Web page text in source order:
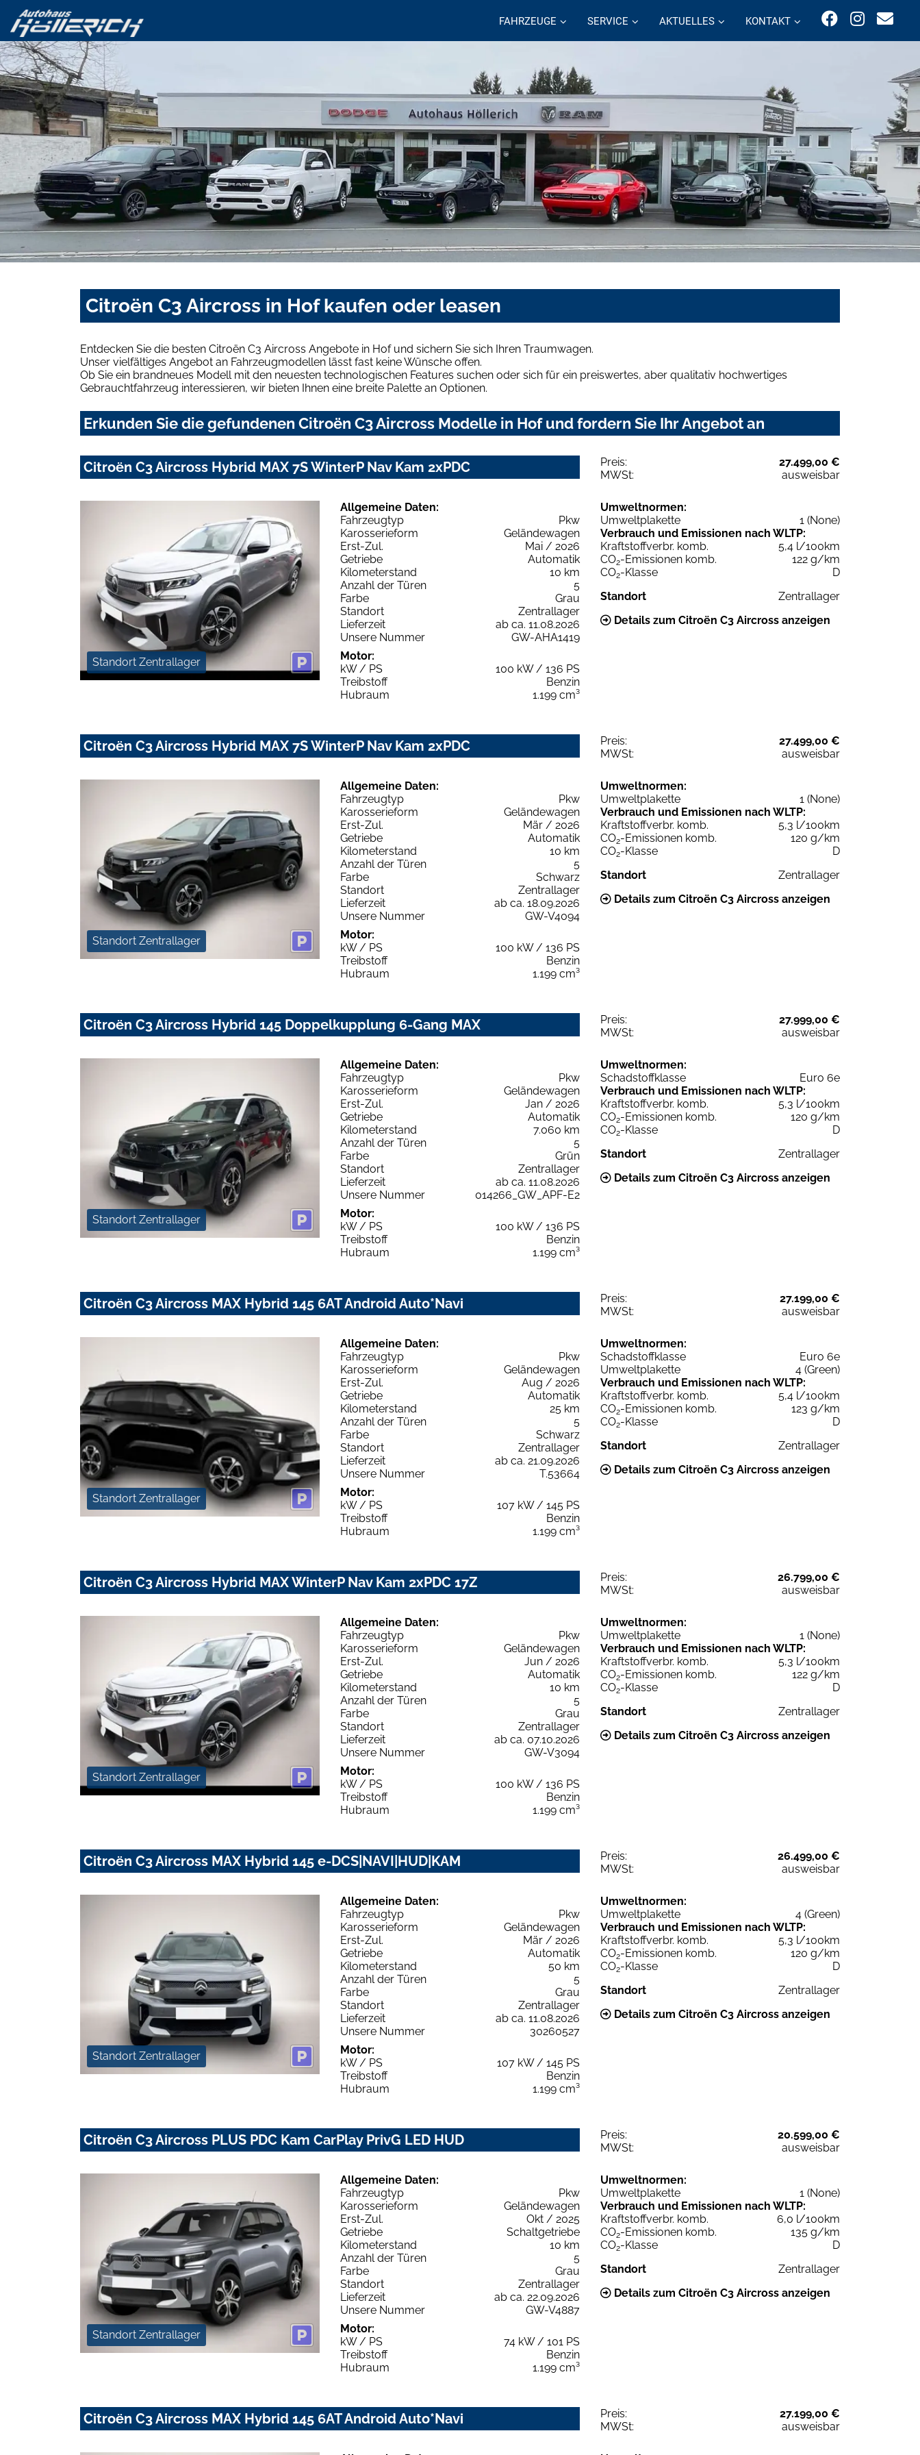
FAHRZEUGE SERVICE AKTUELLES KONTAKT
Citroën C3 Aircross in Hof kaufen oder leasen
Entdecken Sie die besten Citroën C3 Aircross Angebote in Hof und sichern Sie sich Ihren Traumwagen.
Unser vielfältiges Angebot an Fahrzeugmodellen lässt fast keine Wünsche offen.
Ob Sie ein brandneues Modell mit den neuesten technologischen Features suchen oder sich für ein preiswertes, aber qualitativ hochwertiges
Gebrauchtfahrzeug interessieren, wir bieten Ihnen eine breite Palette an Optionen.
Erkunden Sie die gefundenen Citroën C3 Aircross Modelle in Hof und fordern Sie Ihr Angebot an
Citroën C3 Aircross Hybrid MAX 7S WinterP Nav Kam 2xPDC Preis:
27.499,00 €
MWSt:
ausweisbar
Standort Zentrallager
Allgemeine Daten:
Fahrzeugtyp
Pkw
Karosserieform
Geländewagen
Erst-Zul.
Mai / 2026
Getriebe
Automatik
Kilometerstand
10 km
Anzahl der Türen
5
Farbe
Grau
Standort
Zentrallager
Lieferzeit
ab ca. 11.08.2026
Unsere Nummer
GW-AHA1419
Motor:
kW / PS
100 kW / 136 PS
Treibstoff
Benzin
Hubraum
1.199 cm³
Umweltnormen:
Umweltplakette
1 (None)
Verbrauch und Emissionen nach WLTP:
Kraftstoffverbr. komb.
5,4 l/100km
CO2-Emissionen komb.
122 g/km
CO2-Klasse
D
Standort
Zentrallager
Details zum Citroën C3 Aircross anzeigen
Citroën C3 Aircross Hybrid MAX 7S WinterP Nav Kam 2xPDC Preis:
27.499,00 €
MWSt:
ausweisbar
Standort Zentrallager
Allgemeine Daten:
Fahrzeugtyp
Pkw
Karosserieform
Geländewagen
Erst-Zul.
Mär / 2026
Getriebe
Automatik
Kilometerstand
10 km
Anzahl der Türen
5
Farbe
Schwarz
Standort
Zentrallager
Lieferzeit
ab ca. 18.09.2026
Unsere Nummer
GW-V4094
Motor:
kW / PS
100 kW / 136 PS
Treibstoff
Benzin
Hubraum
1.199 cm³
Umweltnormen:
Umweltplakette
1 (None)
Verbrauch und Emissionen nach WLTP:
Kraftstoffverbr. komb.
5,3 l/100km
CO2-Emissionen komb.
120 g/km
CO2-Klasse
D
Standort
Zentrallager
Details zum Citroën C3 Aircross anzeigen
Citroën C3 Aircross Hybrid 145 Doppelkupplung 6-Gang MAX Preis:
27.999,00 €
MWSt:
ausweisbar
Standort Zentrallager
Allgemeine Daten:
Fahrzeugtyp
Pkw
Karosserieform
Geländewagen
Erst-Zul.
Jan / 2026
Getriebe
Automatik
Kilometerstand
7.060 km
Anzahl der Türen
5
Farbe
Grün
Standort
Zentrallager
Lieferzeit
ab ca. 11.08.2026
Unsere Nummer
014266_GW_APF-E2
Motor:
kW / PS
100 kW / 136 PS
Treibstoff
Benzin
Hubraum
1.199 cm³
Umweltnormen:
Schadstoffklasse
Euro 6e
Verbrauch und Emissionen nach WLTP:
Kraftstoffverbr. komb.
5,3 l/100km
CO2-Emissionen komb.
120 g/km
CO2-Klasse
D
Standort
Zentrallager
Details zum Citroën C3 Aircross anzeigen
Citroën C3 Aircross MAX Hybrid 145 6AT Android Auto*Navi Preis:
27.199,00 €
MWSt:
ausweisbar
Standort Zentrallager
Allgemeine Daten:
Fahrzeugtyp
Pkw
Karosserieform
Geländewagen
Erst-Zul.
Aug / 2026
Getriebe
Automatik
Kilometerstand
25 km
Anzahl der Türen
5
Farbe
Schwarz
Standort
Zentrallager
Lieferzeit
ab ca. 21.09.2026
Unsere Nummer
T.53664
Motor:
kW / PS
107 kW / 145 PS
Treibstoff
Benzin
Hubraum
1.199 cm³
Umweltnormen:
Schadstoffklasse
Euro 6e
Umweltplakette
4 (Green)
Verbrauch und Emissionen nach WLTP:
Kraftstoffverbr. komb.
5,4 l/100km
CO2-Emissionen komb.
123 g/km
CO2-Klasse
D
Standort
Zentrallager
Details zum Citroën C3 Aircross anzeigen
Citroën C3 Aircross Hybrid MAX WinterP Nav Kam 2xPDC 17Z Preis:
26.799,00 €
MWSt:
ausweisbar
Standort Zentrallager
Allgemeine Daten:
Fahrzeugtyp
Pkw
Karosserieform
Geländewagen
Erst-Zul.
Jun / 2026
Getriebe
Automatik
Kilometerstand
10 km
Anzahl der Türen
5
Farbe
Grau
Standort
Zentrallager
Lieferzeit
ab ca. 07.10.2026
Unsere Nummer
GW-V3094
Motor:
kW / PS
100 kW / 136 PS
Treibstoff
Benzin
Hubraum
1.199 cm³
Umweltnormen:
Umweltplakette
1 (None)
Verbrauch und Emissionen nach WLTP:
Kraftstoffverbr. komb.
5,3 l/100km
CO2-Emissionen komb.
122 g/km
CO2-Klasse
D
Standort
Zentrallager
Details zum Citroën C3 Aircross anzeigen
Citroën C3 Aircross MAX Hybrid 145 e-DCS|NAVI|HUD|KAM Preis:
26.499,00 €
MWSt:
ausweisbar
Standort Zentrallager
Allgemeine Daten:
Fahrzeugtyp
Pkw
Karosserieform
Geländewagen
Erst-Zul.
Mär / 2026
Getriebe
Automatik
Kilometerstand
50 km
Anzahl der Türen
5
Farbe
Grau
Standort
Zentrallager
Lieferzeit
ab ca. 11.08.2026
Unsere Nummer
30260527
Motor:
kW / PS
107 kW / 145 PS
Treibstoff
Benzin
Hubraum
1.199 cm³
Umweltnormen:
Umweltplakette
4 (Green)
Verbrauch und Emissionen nach WLTP:
Kraftstoffverbr. komb.
5,3 l/100km
CO2-Emissionen komb.
120 g/km
CO2-Klasse
D
Standort
Zentrallager
Details zum Citroën C3 Aircross anzeigen
Citroën C3 Aircross PLUS PDC Kam CarPlay PrivG LED HUD Preis:
20.599,00 €
MWSt:
ausweisbar
Standort Zentrallager
Allgemeine Daten:
Fahrzeugtyp
Pkw
Karosserieform
Geländewagen
Erst-Zul.
Okt / 2025
Getriebe
Schaltgetriebe
Kilometerstand
10 km
Anzahl der Türen
5
Farbe
Grau
Standort
Zentrallager
Lieferzeit
ab ca. 22.09.2026
Unsere Nummer
GW-V4887
Motor:
kW / PS
74 kW / 101 PS
Treibstoff
Benzin
Hubraum
1.199 cm³
Umweltnormen:
Umweltplakette
1 (None)
Verbrauch und Emissionen nach WLTP:
Kraftstoffverbr. komb.
6,0 l/100km
CO2-Emissionen komb.
135 g/km
CO2-Klasse
D
Standort
Zentrallager
Details zum Citroën C3 Aircross anzeigen
Citroën C3 Aircross MAX Hybrid 145 6AT Android Auto*Navi Preis:
27.199,00 €
MWSt:
ausweisbar